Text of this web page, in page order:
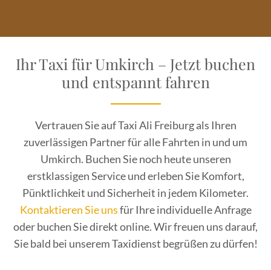
Ihr Taxi für Umkirch – Jetzt buchen
und entspannt fahren
Vertrauen Sie auf Taxi Ali Freiburg als Ihren
zuverlässigen Partner für alle Fahrten in und um
Umkirch. Buchen Sie noch heute unseren
erstklassigen Service und erleben Sie Komfort,
Pünktlichkeit und Sicherheit in jedem Kilometer.
Kontaktieren Sie unsfür Ihre individuelle Anfrage
oder buchen Sie direkt online. Wir freuen uns darauf,
Sie bald bei unserem Taxidienst begrüßen zu dürfen!